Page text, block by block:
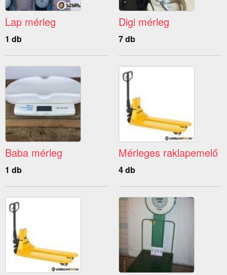
Lap mérleg
1 db
Digi mérleg
7 db
Baba mérleg
1 db
Mérleges raklapemelő
4 db